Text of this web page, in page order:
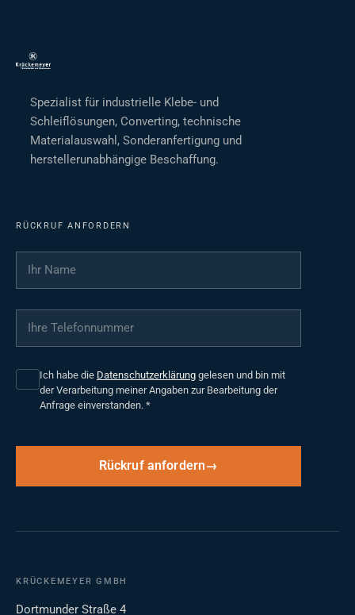
Spezialist für industrielle Klebe- und
Schleiflösungen, Converting, technische
Materialauswahl, Sonderanfertigung und
herstellerunabhängige Beschaffung.
RÜCKRUF ANFORDERN
Ihr Name
Ihre Telefonnummer
Ich habe die Datenschutzerklärung gelesen und bin mit
der Verarbeitung meiner Angaben zur Bearbeitung der
Anfrage einverstanden. *
Rückruf anfordern
KRÜCKEMEYER GMBH
Dortmunder Straße 4